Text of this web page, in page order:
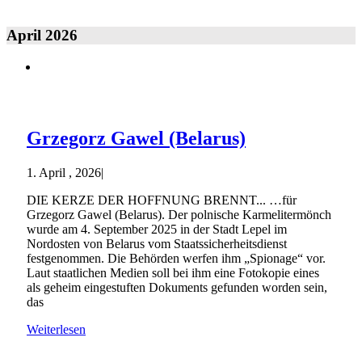
April 2026
Grzegorz Gawel (Belarus)
1. April , 2026|
DIE KERZE DER HOFFNUNG BRENNT... …für
Grzegorz Gawel (Belarus). Der polnische Karmelitermönch
wurde am 4. September 2025 in der Stadt Lepel im
Nordosten von Belarus vom Staatssicherheitsdienst
festgenommen. Die Behörden werfen ihm „Spionage“ vor.
Laut staatlichen Medien soll bei ihm eine Fotokopie eines
als geheim eingestuften Dokuments gefunden worden sein,
das
Weiterlesen